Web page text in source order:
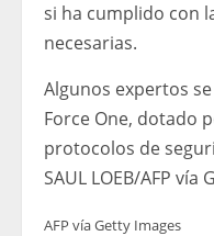
si ha cumplido con
necesarias.
Algunos expertos
Force One, dotado
protocolos de
SAUL LOEB/AFP vía
AFP vía Getty Images